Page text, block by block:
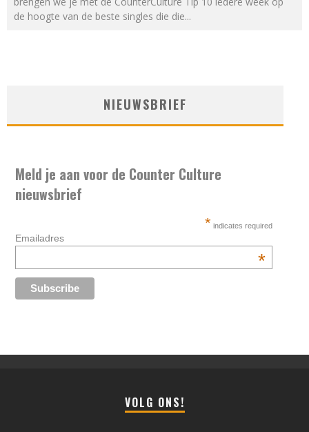
de hoogte van de beste singles die die...
NIEUWSBRIEF
Meld je aan voor de Counter Culture
nieuwsbrief
* indicates required
Emailadres
*
VOLG ONS!